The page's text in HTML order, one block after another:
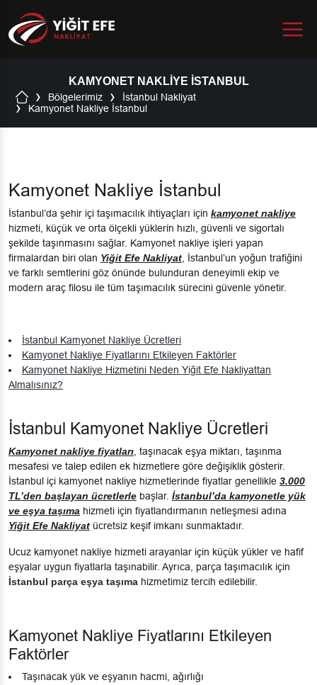
Menu
KAMYONET NAKLIYE İSTANBUL
Bölgelerimiz
İstanbul Nakliyat
Kamyonet Nakliye İstanbul
Kamyonet Nakliye İstanbul
İstanbul’da şehir içi taşımacılık ihtiyaçları için kamyonet nakliye
hizmeti, küçük ve orta ölçekli yüklerin hızlı, güvenli ve sigortalı
şekilde taşınmasını sağlar. Kamyonet nakliye işleri yapan
firmalardan biri olan Yiğit Efe Nakliyat, İstanbul’un yoğun trafiğini
ve farklı semtlerini göz önünde bulunduran deneyimli ekip ve
modern araç filosu ile tüm taşımacılık sürecini güvenle yönetir.
İstanbul Kamyonet Nakliye Ücretleri
Kamyonet Nakliye Fiyatlarını Etkileyen Faktörler
Kamyonet Nakliye Hizmetini Neden Yiğit Efe Nakliyattan
Almalısınız?
İstanbul Kamyonet Nakliye Ücretleri
Kamyonet nakliye fiyatları, taşınacak eşya miktarı, taşınma
mesafesi ve talep edilen ek hizmetlere göre değişiklik gösterir.
İstanbul içi kamyonet nakliye hizmetlerinde fiyatlar genellikle 3.000
TL’den başlayan ücretlerle başlar. İstanbul’da kamyonetle yük
ve eşya taşıma hizmeti için fiyatlandırmanın netleşmesi adına
Yiğit Efe Nakliyat ücretsiz keşif imkanı sunmaktadır.
Ucuz kamyonet nakliye hizmeti arayanlar için küçük yükler ve hafif
eşyalar uygun fiyatlarla taşınabilir. Ayrıca, parça taşımacılık için
İstanbul parça eşya taşıma hizmetimiz tercih edilebilir.
Kamyonet Nakliye Fiyatlarını Etkileyen
Faktörler
Taşınacak yük ve eşyanın hacmi, ağırlığı